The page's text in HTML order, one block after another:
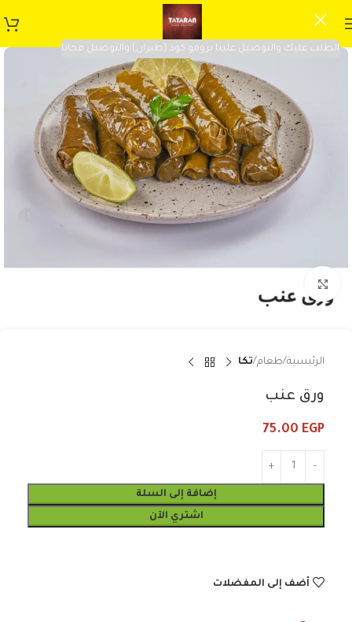
الطلب عليك والتوصيل علينا برومو كود (طيران) والتوصيل مجانا
الرئيسية طعام تكا
ورق عنب
75.00 EGP
إضافة إلى السلة
اشتري الآن
أضف إلى المفضلات